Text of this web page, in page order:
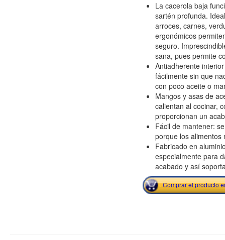
La cacerola baja
sartén profunda.
arroces, carnes,
ergonómicos
seguro.
sana, pues permite
Antiadherente
fácilmente sin que
con poco aceite o
Mangos y asas de
calientan al cocinar,
proporcionan un
Fácil de mantener:
porque los alimentos
Fabricado en
especialmente para
acabado y así
Comprar el producto